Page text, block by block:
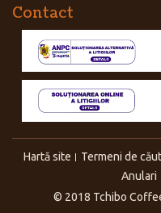
Contact
Hartă site Termeni de
Anulari
© 2018 Tchibo